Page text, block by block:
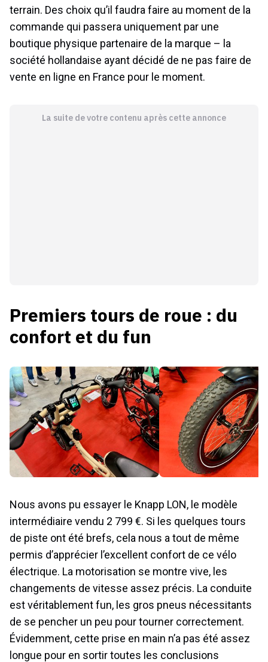
terrain. Des choix qu’il faudra faire au moment de la
commande qui passera uniquement par une
boutique physique partenaire de la marque – la
société hollandaise ayant décidé de ne pas faire de
vente en ligne en France pour le moment.
La suite de votre contenu après cette annonce
Premiers tours de roue : du
confort et du fun
Nous avons pu essayer le Knapp LON, le modèle
intermédiaire vendu 2 799 €. Si les quelques tours
de piste ont été brefs, cela nous a tout de même
permis d’apprécier l’excellent confort de ce vélo
électrique. La motorisation se montre vive, les
changements de vitesse assez précis. La conduite
est véritablement fun, les gros pneus nécessitants
de se pencher un peu pour tourner correctement.
Évidemment, cette prise en main n’a pas été assez
longue pour en sortir toutes les conclusions